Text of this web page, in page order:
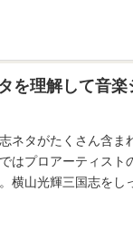
を理解して音楽
ネタがたくさん含ま
はプロアーティスト
横山光輝三国志をし